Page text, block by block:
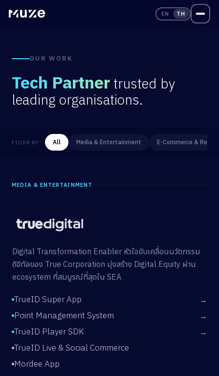
EN TH
OUR WORK
Tech Partner trusted by
leading organisations.
FILTER BY All Media & Entertainment E-Commerce & Retail
MEDIA & ENTERTAINMENT
Digital Transformation Enabler หัวใจขับเคลื่อนนวัตกรรม
ดิจิทัลของ True Corporation มุ่งสร้าง Digital Equity ผ่าน
ecosystem ที่สมบูรณ์ที่สุดใน SEA
TrueID Super App →
Point Management System →
TrueID Player SDK →
TrueID Live & Social Commerce
Mordee App